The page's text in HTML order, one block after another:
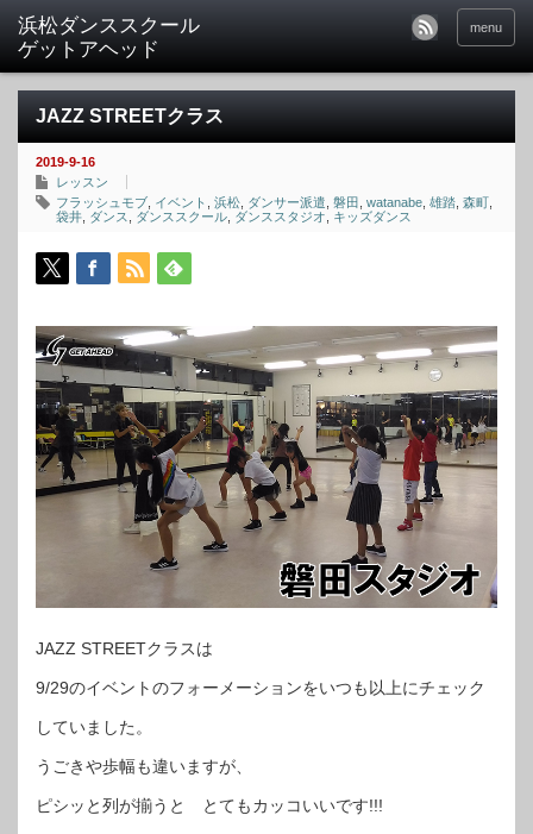
menu
JAZZ STREETクラス
2019-9-16
レッスン
フラッシュモブ イベント 浜松 ダンサー派遣 磐田 watanabe 雄踏 森町
袋井 ダンス ダンススクール ダンススタジオ キッズダンス
JAZZ STREETクラスは
9/29のイベントのフォーメーションをいつも以上にチェック
していました。
うごきや歩幅も違いますが、
ピシッと列が揃うと とてもカッコいいです!!!